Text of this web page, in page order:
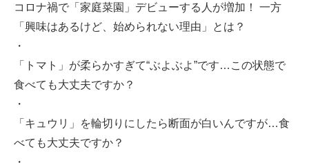
コロナ禍で「家庭菜園」デビューする人が増加！ 一方
「興味はあるけど、始められない理由」とは？
・
「トマト」が柔らかすぎて“ぶよぶよ”です…この状態で
食べても大丈夫ですか？
・
「キュウリ」を輪切りにしたら断面が白いんですが…食
べても大丈夫ですか？